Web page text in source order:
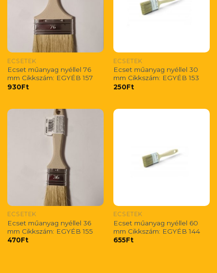
ECSETEK
Ecset műanyag nyéllel 76
mm Cikkszám: EGYÉB 157
930Ft
ECSETEK
Ecset műanyag nyéllel 30
mm Cikkszám: EGYÉB 153
250Ft
ECSETEK
Ecset műanyag nyéllel 36
mm Cikkszám: EGYÉB 155
470Ft
ECSETEK
Ecset műanyag nyéllel 60
mm Cikkszám: EGYÉB 144
655Ft